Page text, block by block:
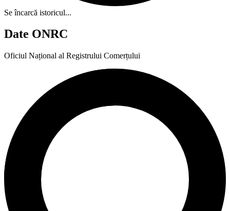
Se încarcă istoricul...
Date ONRC
Oficiul Național al Registrului Comerțului